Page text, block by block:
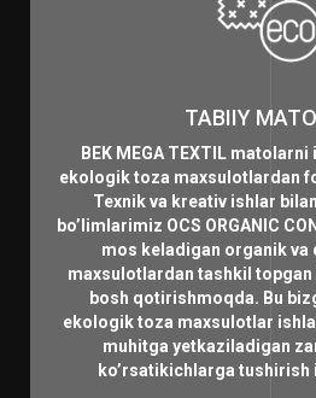
TABIIY
BEK MEGA TEXTIL
ekologik toza maxsulotlardan
Texnik va kreativ ishlar
bo’limlarimiz OCS ORGANIC
mos keladigan organik va
maxsulotlardan tashkil
bosh qotirishmoqda. Bu
ekologik toza maxsulotlar
muhitga yetkaziladigan
ko’rsatikichlarga